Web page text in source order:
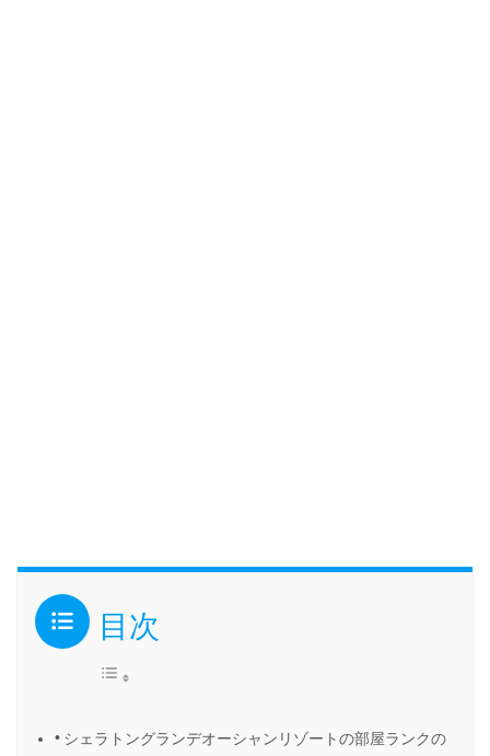
目次
シェラトングランデオーシャンリゾートの部屋ランクの